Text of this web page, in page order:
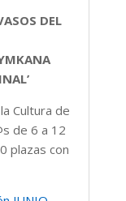
DEL
Cultura de
de 6 a 12
plazas con